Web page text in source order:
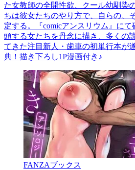
た女教師の全開性欲、クール幼馴染
ちは彼女たちのやり方で、自らの、
定する。『comicアンスリウム』に
頭する女たちを丹念に描き、多くの
てきた注目新人・歯車の初単行本が
典！描き下ろし1P漫画付き♪
FANZAブックス